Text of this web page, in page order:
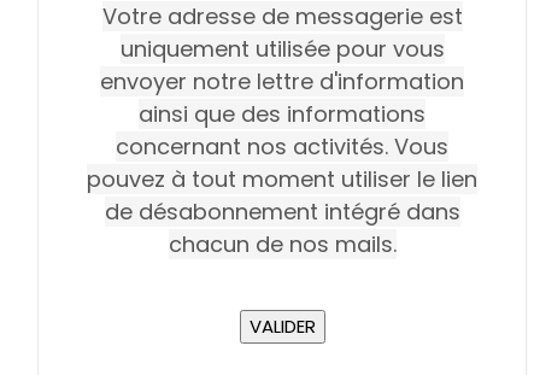
Votre adresse de messagerie est
uniquement utilisée pour vous
envoyer notre lettre d'information
ainsi que des informations
concernant nos activités. Vous
pouvez à tout moment utiliser le lien
de désabonnement intégré dans
chacun de nos mails.